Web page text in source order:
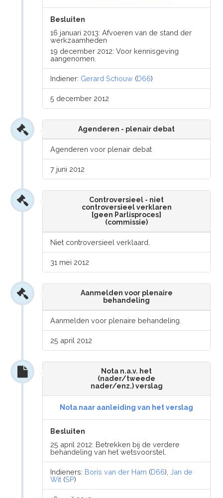
Besluiten
16 januari 2013: Afvoeren van de stand der
werkzaamheden
19 december 2012: Voor kennisgeving
aangenomen.
Indiener: Gerard Schouw (D66)
5 december 2012
Agenderen - plenair debat
Agenderen voor plenair debat
7 juni 2012
Controversieel - niet
controversieel verklaren
[geen Parlisproces]
(commissie)
Niet controversieel verklaard.
31 mei 2012
Aanmelden voor plenaire
behandeling
Aanmelden voor plenaire behandeling.
25 april 2012
Nota n.a.v. het
(nader/tweede
nader/enz.) verslag
Nota naar aanleiding van het verslag
Besluiten
25 april 2012: Betrekken bij de verdere
behandeling van het wetsvoorstel.
Indieners: Boris van der Ham (D66),Jan de
Wit (SP)